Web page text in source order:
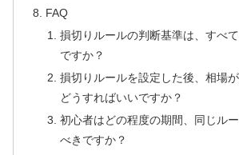
FAQ
損切りルールの判断基準は、すべ
ですか？
損切りルールを設定した後、相場
どうすればいいですか？
初心者はどの程度の期間、同じル
べきですか？